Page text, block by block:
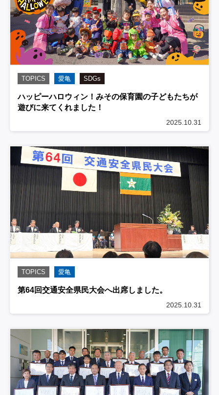
TOPICS 愛亀 SDGs
ハッピーハロウィン！みその保育園の子どもたちが
遊びに来てくれました！
2025.10.31
TOPICS 愛亀
第64回交通安全県民大会へ出席しました。
2025.10.31